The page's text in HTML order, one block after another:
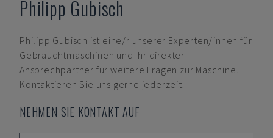
Philipp Gubisch
Philipp Gubisch ist eine/r unserer Experten/innen für
Gebrauchtmaschinen und Ihr direkter
Ansprechpartner für weitere Fragen zur Maschine.
Kontaktieren Sie uns gerne jederzeit.
NEHMEN SIE KONTAKT AUF